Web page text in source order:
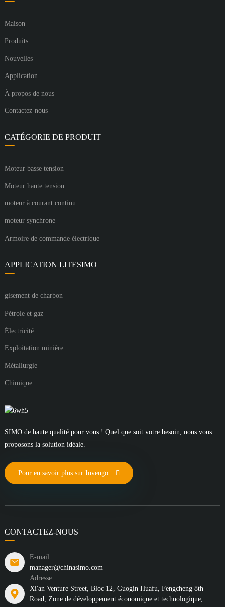
Maison
Produits
Nouvelles
Application
À propos de nous
Contactez-nous
CATÉGORIE DE PRODUIT
Moteur basse tension
Moteur haute tension
moteur à courant continu
moteur synchrone
Armoire de commande électrique
APPLICATION LITESIMO
gisement de charbon
Pétrole et gaz
Électricité
Exploitation minière
Métallurgie
Chimique
SIMO de haute qualité pour vous ! Quel que soit votre besoin, nous vous
proposons la solution idéale.
Pour en savoir plus sur Invengo
CONTACTEZ-NOUS
E-mail:
manager@chinasimo.com
Adresse:
Xi'an Venture Street, Bloc 12, Guogin Huafu, Fengcheng 8th
Road, Zone de développement économique et technologique,